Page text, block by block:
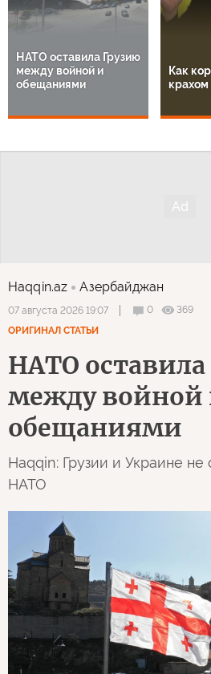
НАТО оставила Грузию
между войной и
обещаниями
Как
крахом
Haqqin.az Азербайджан
07 августа 2026 19:07 0
369
ОРИГИНАЛ СТАТЬИ
НАТО
между войной
обещаниями
Haqqin: Грузии и Украине не
НАТО